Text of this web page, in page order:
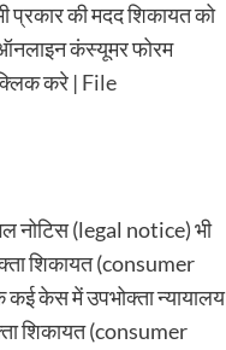
की मदद शिकायत को
कंस्यूमर फोरम
करे | File
नोटिस (legal notice) भी
शिकायत (consumer
कई केस में उपभोक्ता न्यायालय
शिकायत (consumer